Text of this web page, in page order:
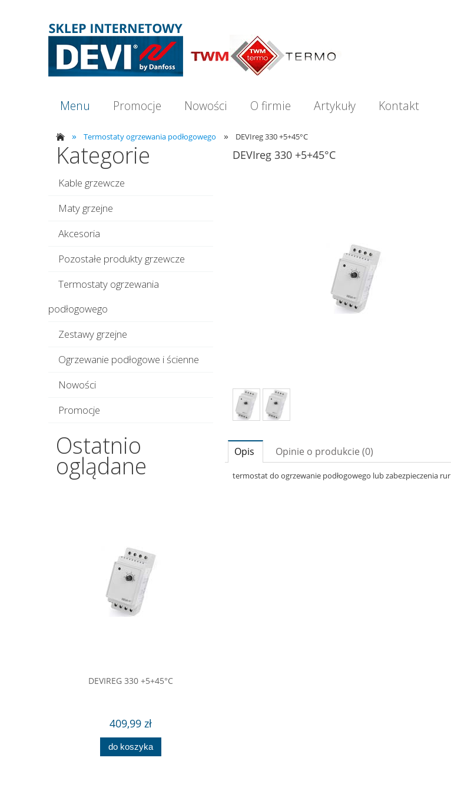
Menu Promocje Nowości O firmie Artykuły Kontakt
» Termostaty ogrzewania podłogowego » DEVIreg 330 +5+45°C
Kategorie
Kable grzewcze
Maty grzejne
Akcesoria
Pozostałe produkty grzewcze
Termostaty ogrzewania
podłogowego
Zestawy grzejne
Ogrzewanie podłogowe i ścienne
Nowości
Promocje
Ostatnio
oglądane
DEVIREG 330 +5+45°C
409,99 zł
do koszyka
DEVIreg 330 +5+45°C
Opis Opinie o produkcie (0)
termostat do ogrzewanie podłogowego lub zabezpieczenia rur